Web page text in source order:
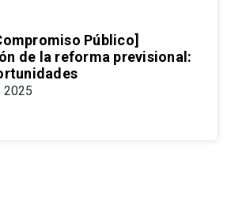
Público]
de la reforma previsional:
2025